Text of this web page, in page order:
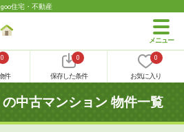
住宅・不動産
0
件
0
保存した条件
0
お気に入り
中古マンション 物件一覧